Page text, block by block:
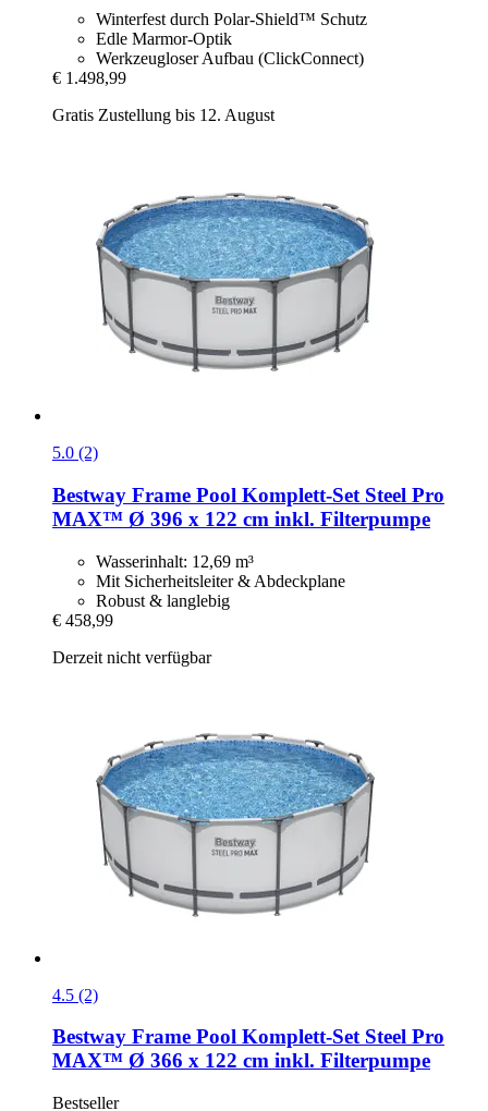
Winterfest durch Polar-Shield™ Schutz
Edle Marmor-Optik
Werkzeugloser Aufbau (ClickConnect)
€ 1.498,99
Gratis Zustellung bis 12. August
5.0 (2)
Bestway Frame Pool Komplett-​Set Steel Pro
MAX™ Ø 396 x 122 cm inkl. Filterpumpe
Wasserinhalt: 12,69 m³
Mit Sicherheitsleiter & Abdeckplane
Robust & langlebig
€ 458,99
Derzeit nicht verfügbar
4.5 (2)
Bestway Frame Pool Komplett-​Set Steel Pro
MAX™ Ø 366 x 122 cm inkl. Filterpumpe
Bestseller